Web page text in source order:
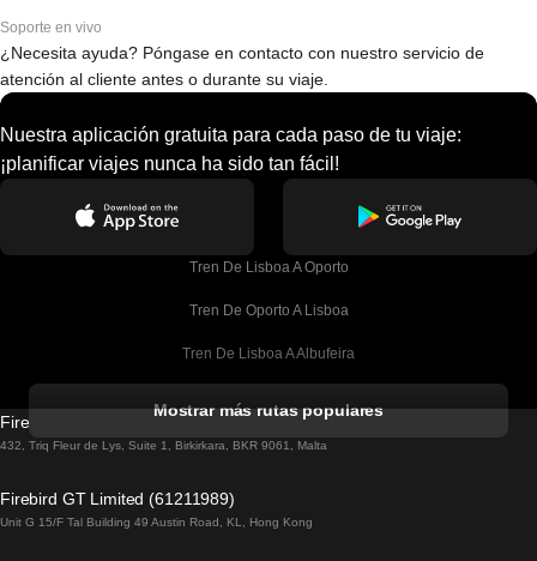
Soporte en vivo
¿Necesita ayuda? Póngase en contacto con nuestro servicio de
atención al cliente antes o durante su viaje.
Nuestra aplicación gratuita para cada paso de tu viaje:
¡planificar viajes nunca ha sido tan fácil!
Tren De Lisboa A Oporto
Tren De Oporto A Lisboa
Tren De Lisboa A Albufeira
Tren De Lisboa A Lagos
Tren De Lisboa A Madrid
Mostrar más rutas populares
Firebird GT Limited (OC 1451)
432, Triq Fleur de Lys, Suite 1, Birkirkara, BKR 9061, Malta
Firebird GT Limited (61211989)
Unit G 15/F Tal Building 49 Austin Road, KL, Hong Kong